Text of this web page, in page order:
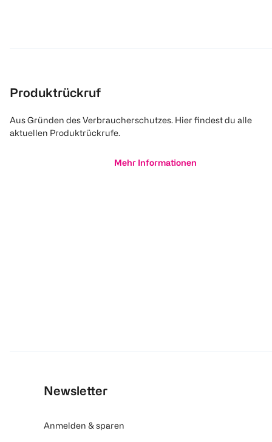
Produktrückruf
Aus Gründen des Verbraucherschutzes. Hier findest du alle
aktuellen Produktrückrufe.
Mehr Informationen
Newsletter
Anmelden & sparen